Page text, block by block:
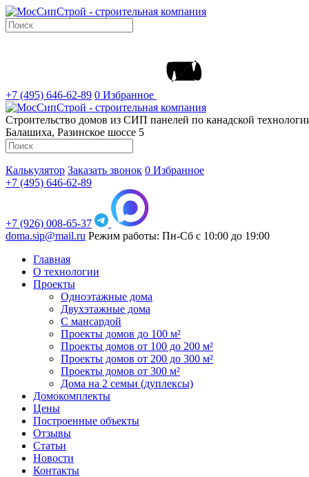
+7 (495) 646-62-89 0 Избранное
Строительство домов из СИП панелей по канадской
Балашиха, Разинское шоссе 5
Калькулятор Заказать звонок 0 Избранное
+7 (495) 646-62-89
+7 (926) 008-65-37
doma.sip@mail.ru Режим работы: Пн-Сб с 10:00 до 19:00
Главная
О технологии
Проекты
Одноэтажные дома
Двухэтажные дома
С мансардой
Проекты домов до 100 м²
Проекты домов от 100 до 200 м²
Проекты домов от 200 до 300 м²
Проекты домов от 300 м²
Дома на 2 семьи (дуплексы)
Домокомплекты
Цены
Построенные объекты
Отзывы
Статьи
Новости
Контакты